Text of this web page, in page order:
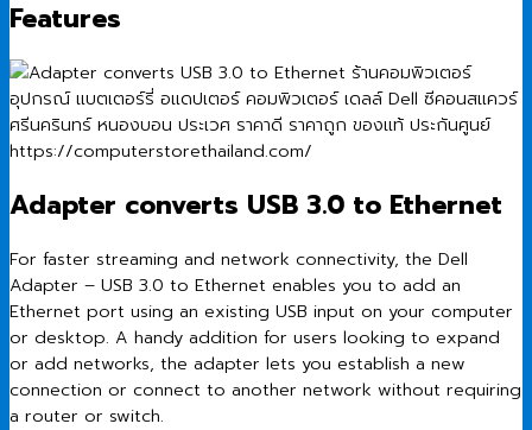
Features
Adapter converts USB 3.0 to Ethernet
For faster streaming and network connectivity, the Dell
Adapter – USB 3.0 to Ethernet enables you to add an
Ethernet port using an existing USB input on your computer
or desktop. A handy addition for users looking to expand
or add networks, the adapter lets you establish a new
connection or connect to another network without requiring
a router or switch.